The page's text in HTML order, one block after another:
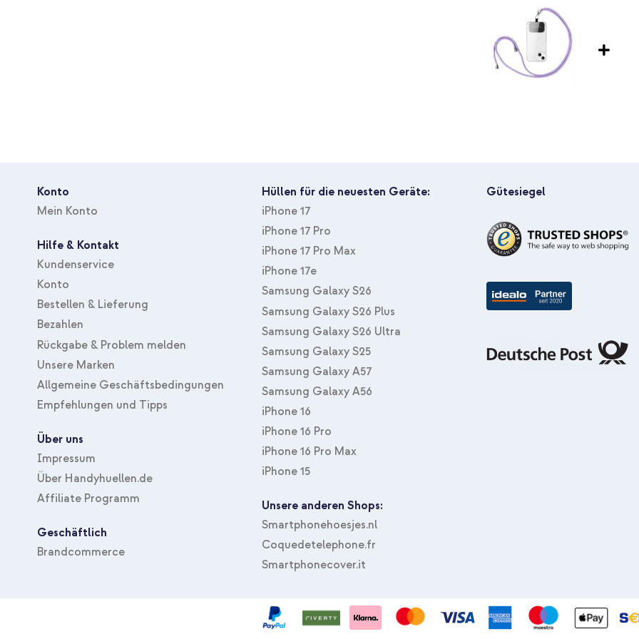
Konto
Mein Konto
Hilfe & Kontakt
Kundenservice
Konto
Bestellen & Lieferung
Bezahlen
Rückgabe & Problem melden
Unsere Marken
Allgemeine Geschäftsbedingungen
Empfehlungen und Tipps
Über uns
Impressum
Über Handyhuellen.de
Affiliate Programm
Geschäftlich
Brandcommerce
Hüllen für die neuesten Geräte:
iPhone 17
iPhone 17 Pro
iPhone 17 Pro Max
iPhone 17e
Samsung Galaxy S26
Samsung Galaxy S26 Plus
Samsung Galaxy S26 Ultra
Samsung Galaxy S25
Samsung Galaxy A57
Samsung Galaxy A56
iPhone 16
iPhone 16 Pro
iPhone 16 Pro Max
iPhone 15
Unsere anderen Shops:
Smartphonehoesjes.nl
Coquedetelephone.fr
Smartphonecover.it
Gütesiegel